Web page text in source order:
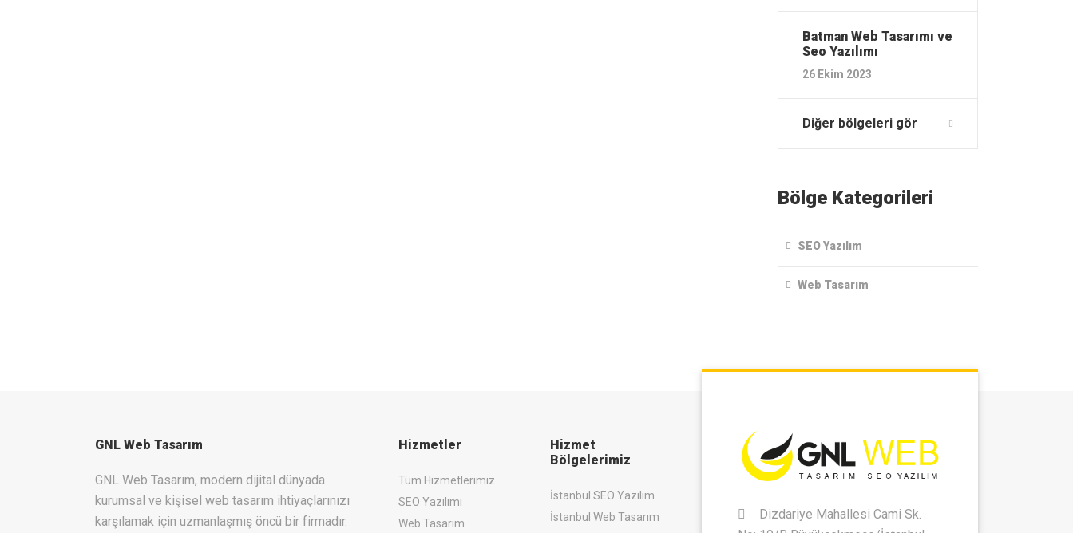
Batman ‎Web Tasarımı ve
Seo Yazılımı
26 Ekim 2023
Diğer bölgeleri gör
Bölge Kategorileri
SEO Yazılım
Web Tasarım
GNL Web Tasarım
GNL Web Tasarım, modern dijital dünyada
kurumsal ve kişisel web tasarım ihtiyaçlarınızı
karşılamak için uzmanlaşmış öncü bir firmadır.
Hizmetler
Tüm Hizmetlerimiz
SEO Yazılımı
Web Tasarım
Hizmet
Bölgelerimiz
İstanbul SEO Yazılım
İstanbul Web Tasarım
Dizdariye Mahallesi Cami Sk.